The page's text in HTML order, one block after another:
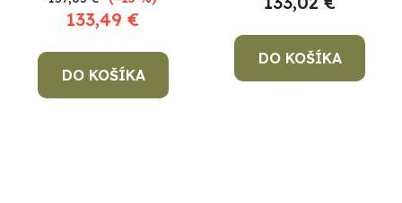
133,49 €
DO KOŠÍKA
DO KOŠÍKA